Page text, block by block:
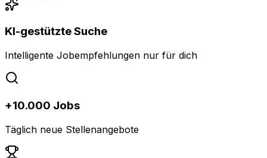
KI-gestützte Suche
Intelligente Jobempfehlungen nur für dich
+10.000 Jobs
Täglich neue Stellenangebote